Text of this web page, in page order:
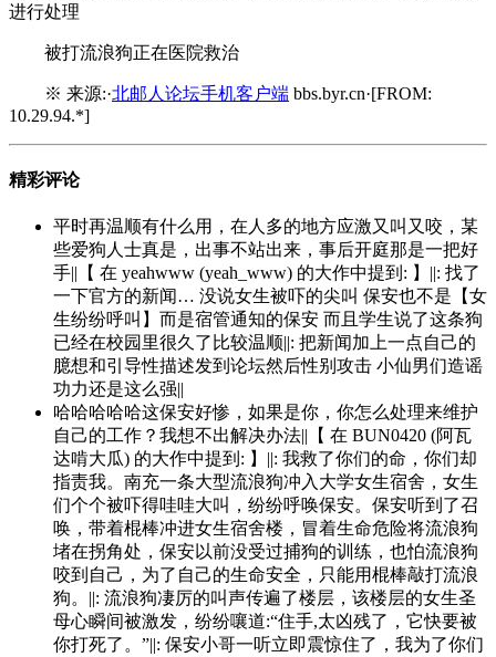
进行处理
被打流浪狗正在医院救治
※ 来源:·北邮人论坛手机客户端 bbs.byr.cn·[FROM:
10.29.94.*]
精彩评论
平时再温顺有什么用，在人多的地方应激又叫又咬，某
些爱狗人士真是，出事不站出来，事后开庭那是一把好
手||【 在 yeahwww (yeah_www) 的大作中提到: 】||: 找了
一下官方的新闻… 没说女生被吓的尖叫 保安也不是【女
生纷纷呼叫】而是宿管通知的保安 而且学生说了这条狗
已经在校园里很久了比较温顺||: 把新闻加上一点自己的
臆想和引导性描述发到论坛然后性别攻击 小仙男们造谣
功力还是这么强||
哈哈哈哈哈这保安好惨，如果是你，你怎么处理来维护
自己的工作？我想不出解决办法||【 在 BUN0420 (阿瓦
达啃大瓜) 的大作中提到: 】||: 我救了你们的命，你们却
指责我。南充一条大型流浪狗冲入大学女生宿舍，女生
们个个被吓得哇哇大叫，纷纷呼唤保安。保安听到了召
唤，带着棍棒冲进女生宿舍楼，冒着生命危险将流浪狗
堵在拐角处，保安以前没受过捕狗的训练，也怕流浪狗
咬到自己，为了自己的生命安全，只能用棍棒敲打流浪
狗。||: 流浪狗凄厉的叫声传遍了楼层，该楼层的女生圣
母心瞬间被激发，纷纷嚷道:“住手,太凶残了，它快要被
你打死了。”||: 保安小哥一听立即震惊住了，我为了你们